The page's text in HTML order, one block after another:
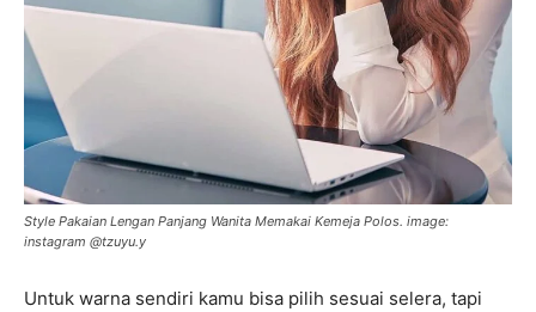
Style Pakaian Lengan Panjang Wanita Memakai Kemeja Polos. image:
instagram @tzuyu.y
Untuk warna sendiri kamu bisa pilih sesuai selera, tapi